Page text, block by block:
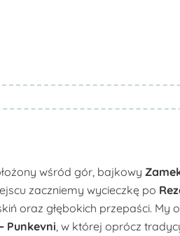
wśród gór, bajkowy
zaczniemy wycieczkę po
oraz głębokich przepaści. My
Punkevni , w której oprócz